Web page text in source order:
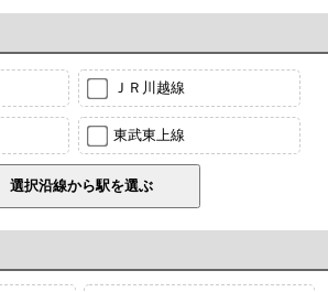
ＪＲ川越線
東武東上線